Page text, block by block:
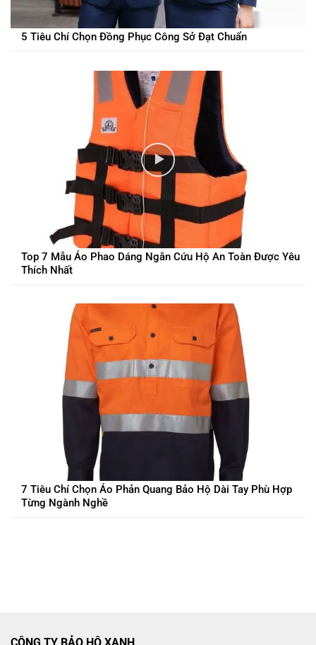
5 Tiêu Chí Chọn Đồng Phục Công Sở Đạt Chuẩn
Top 7 Mẫu Áo Phao Dáng Ngắn Cứu Hộ An Toàn Được Yêu
Thích Nhất
7 Tiêu Chí Chọn Áo Phản Quang Bảo Hộ Dài Tay Phù Hợp
Từng Ngành Nghề